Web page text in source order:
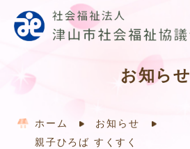
お知らせ
ホーム
お知らせ
親子ひろば すくすく